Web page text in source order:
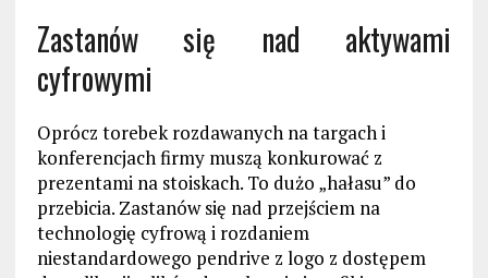
Zastanów się nad aktywami
cyfrowymi
Oprócz torebek rozdawanych na targach i
konferencjach firmy muszą konkurować z
prezentami na stoiskach. To dużo „hałasu” do
przebicia. Zastanów się nad przejściem na
technologię cyfrową i rozdaniem
niestandardowego pendrive z logo z dostępem